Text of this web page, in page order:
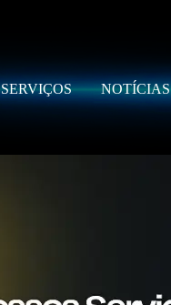
SERVIÇOS NOTÍCIAS